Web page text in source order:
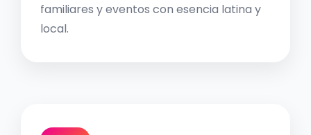
familiares y eventos con esencia latina y
local.